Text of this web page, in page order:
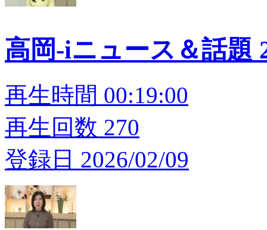
高岡-iニュース＆話題
再生時間 00:19:00
再生回数 270
登録日 2026/02/09